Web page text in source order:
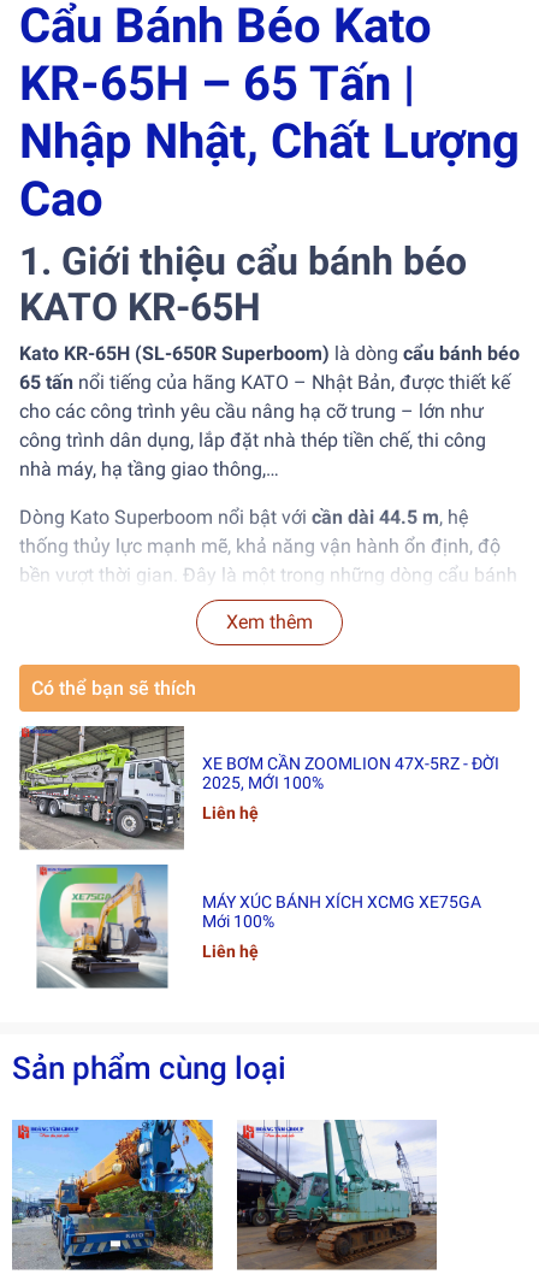
Cẩu Bánh Béo Kato
KR-65H – 65 Tấn |
Nhập Nhật, Chất Lượng
Cao
1. Giới thiệu cẩu bánh béo
KATO KR-65H
Kato KR-65H (SL-650R Superboom) là dòng cẩu bánh béo
65 tấn nổi tiếng của hãng KATO – Nhật Bản, được thiết kế
cho các công trình yêu cầu nâng hạ cỡ trung – lớn như
công trình dân dụng, lắp đặt nhà thép tiền chế, thi công
nhà máy, hạ tầng giao thông,…
Dòng Kato Superboom nổi bật với cần dài 44.5 m, hệ
thống thủy lực mạnh mẽ, khả năng vận hành ổn định, độ
bền vượt thời gian. Đây là một trong những dòng cẩu bánh
lốp Nhật Bản được ưa chuộng nhất tại Việt Nam.
Hoàng Tâm Group cung cấpKato KR-65H sản xuất 2006
nhập khẩu trực tiếp Nhật Bản, tình trạng đẹp – chạy
78,964 kmvà31,154 giờ, cam kết chất lượng tốt.
Thông tin chung
Model:KATO KR-65H (SL-650R Superboom)
Hãng sản xuất:
Năm sản xuất: 2006
Tải trọng nâng: 65 tấn
Thời gian giao:35 – 45 ngày
Địa điểm giao hàng
Cảng Hải Phòng
Cảng Cát Lái
Kho Hoàng Tâm – KCN Phố Nối A, Hưng Yên
Xem thêm
Có thể bạn sẽ thích
XE BƠM CẦN ZOOMLION 47X-5RZ - ĐỜI
2025, MỚI 100%
Liên hệ
MÁY XÚC BÁNH XÍCH XCMG XE75GA
Mới 100%
Liên hệ
Sản phẩm cùng loại